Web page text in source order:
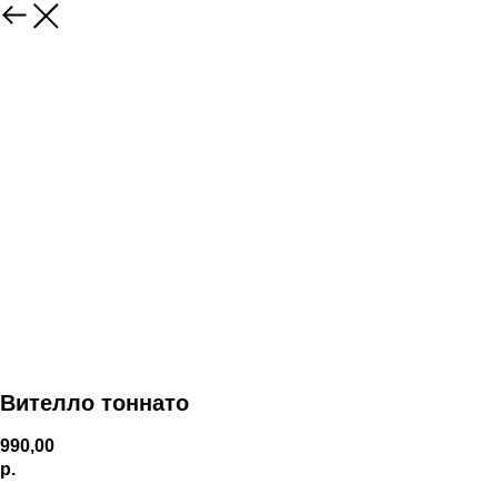
Вителло тоннато
990,00
р.